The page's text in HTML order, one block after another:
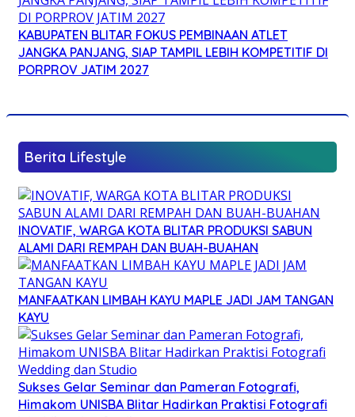
KABUPATEN BLITAR FOKUS PEMBINAAN ATLET
JANGKA PANJANG, SIAP TAMPIL LEBIH KOMPETITIF DI
PORPROV JATIM 2027
Berita Lifestyle
INOVATIF, WARGA KOTA BLITAR PRODUKSI SABUN
ALAMI DARI REMPAH DAN BUAH-BUAHAN
MANFAATKAN LIMBAH KAYU MAPLE JADI JAM TANGAN
KAYU
Sukses Gelar Seminar dan Pameran Fotografi,
Himakom UNISBA Blitar Hadirkan Praktisi Fotografi